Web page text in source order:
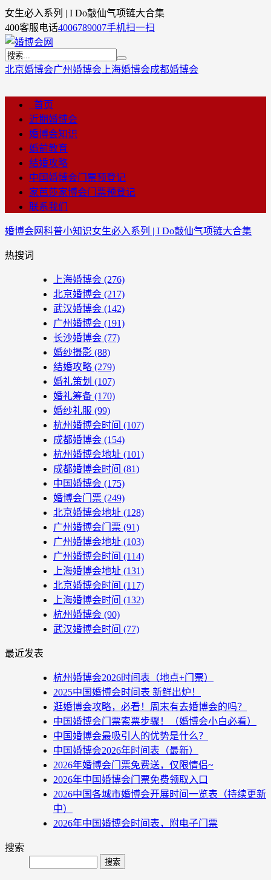
女生必入系列 | I Do敲仙气项链大合集
400客服电话4006789007手机扫一扫
北京婚博会广州婚博会 上海婚博会成都婚博会
首页
近期婚博会
婚博会知识
婚前教育
结婚攻略
中国婚博会门票预登记
家芭莎家博会门票预登记
联系我们
婚博会网科普小知识女生必入系列 | I Do敲仙气项链大合集
热搜词
上海婚博会 (276)
北京婚博会 (217)
武汉婚博会 (142)
广州婚博会 (191)
长沙婚博会 (77)
婚纱摄影 (88)
结婚攻略 (279)
婚礼策划 (107)
婚礼筹备 (170)
婚纱礼服 (99)
杭州婚博会时间 (107)
成都婚博会 (154)
杭州婚博会地址 (101)
成都婚博会时间 (81)
中国婚博会 (175)
婚博会门票 (249)
北京婚博会地址 (128)
广州婚博会门票 (91)
广州婚博会地址 (103)
广州婚博会时间 (114)
上海婚博会地址 (131)
北京婚博会时间 (117)
上海婚博会时间 (132)
杭州婚博会 (90)
武汉婚博会时间 (77)
最近发表
杭州婚博会2026时间表（地点+门票）
2025中国婚博会时间表 新鲜出炉！
逛婚博会攻略，必看！周末有去婚博会的吗？
中国婚博会门票索票步骤！（婚博会小白必看）
中国婚博会最吸引人的优势是什么？
中国婚博会2026年时间表（最新）
2026年婚博会门票免费送，仅限情侣~
2026年中国婚博会门票免费领取入口
2026中国各城市婚博会开展时间一览表（持续更新
中）
2026年中国婚博会时间表，附电子门票
搜索